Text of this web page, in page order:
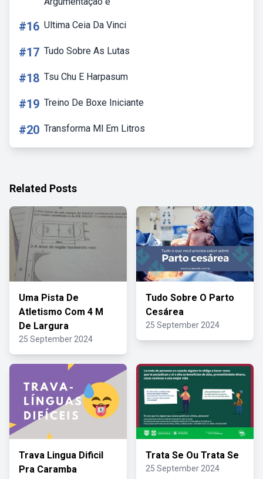
#16 Ultima Ceia Da Vinci
#17 Tudo Sobre As Lutas
#18 Tsu Chu E Harpasum
#19 Treino De Boxe Iniciante
#20 Transforma Ml Em Litros
Related Posts
Uma Pista De
Atletismo Com 4 M
De Largura
25 September 2024
Tudo Sobre O Parto
Cesárea
25 September 2024
Trava Lingua Dificil
Pra Caramba
Trata Se Ou Trata Se
25 September 2024